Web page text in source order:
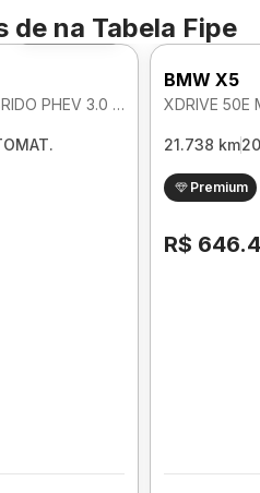
de na Tabela Fipe
Foto 360º
XDRIVE 50E M SPORT HIBRIDO PHEV 3.0 AUTOMATICO
BMW X5
21.738 km
Premium
R$